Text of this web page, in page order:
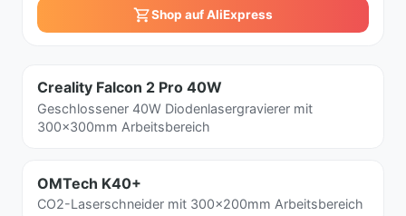
Shop auf AliExpress
Creality Falcon 2 Pro 40W
Geschlossener 40W Diodenlasergravierer mit
300x300mm Arbeitsbereich
OMTech K40+
CO2-Laserschneider mit 300x200mm Arbeitsbereich